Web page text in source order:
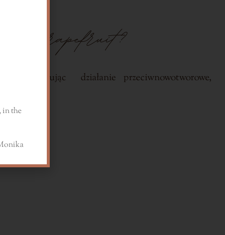
Grapefruit?
wykazując działanie przeciwnowotworowe,
in the